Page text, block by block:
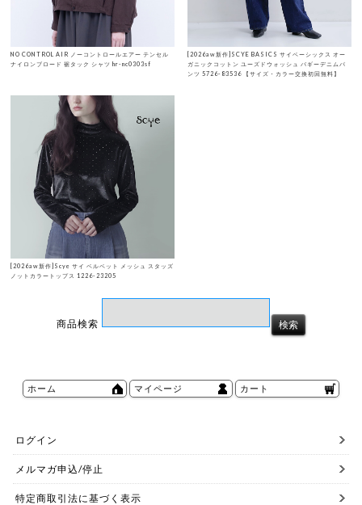
NO CONTROL AIR ノーコントロールエアー テンセル
ナイロンブロード 裾タック シャツ hr-nc0303sf
[2026aw新作]SCYE BASICS サイベーシックス オー
ガニックコットン ユーズドウォッシュ バギーデニムパ
ンツ 5726-83536 【サイズ・カラー交換初回無料】
[2026aw新作]Scye サイ ベルベット メッシュ スタッズ
ノットカラートップス 1226-23205
商品検索
ホーム マイページ カート
ログイン
メルマガ申込/停止
特定商取引法に基づく表示